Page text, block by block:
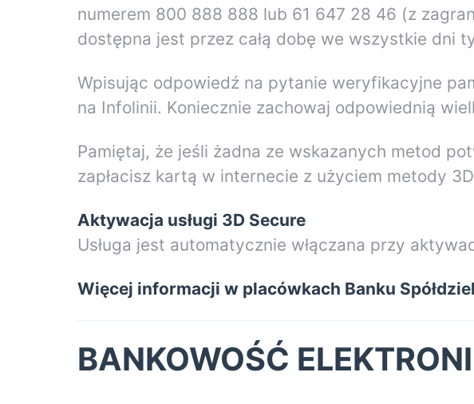
numerem 800 888 888 lub 61 647 28 46 (z
dostępna jest przez całą dobę we wszystkie dni
Wpisując odpowiedź na pytanie weryfikacyjne
na Infolinii. Koniecznie zachowaj odpowiednią
Pamiętaj, że jeśli żadna ze wskazanych metod
zapłacisz kartą w internecie z użyciem metody
Aktywacja usługi 3D Secure
Usługa jest automatycznie włączana przy
Więcej informacji w placówkach Banku
BANKOWOŚĆ